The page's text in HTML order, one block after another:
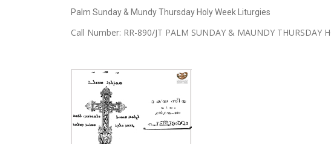
Palm Sunday & Mundy Thursday Holy Week Liturgies
Call Number: RR-890/JT PALM SUNDAY & MAUNDY